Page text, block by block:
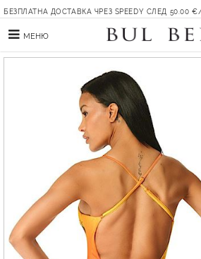
БЕЗПЛАТНА ДОСТАВКА ЧРЕЗ SPEEDY СЛЕД 50.00 €/
МЕНЮ